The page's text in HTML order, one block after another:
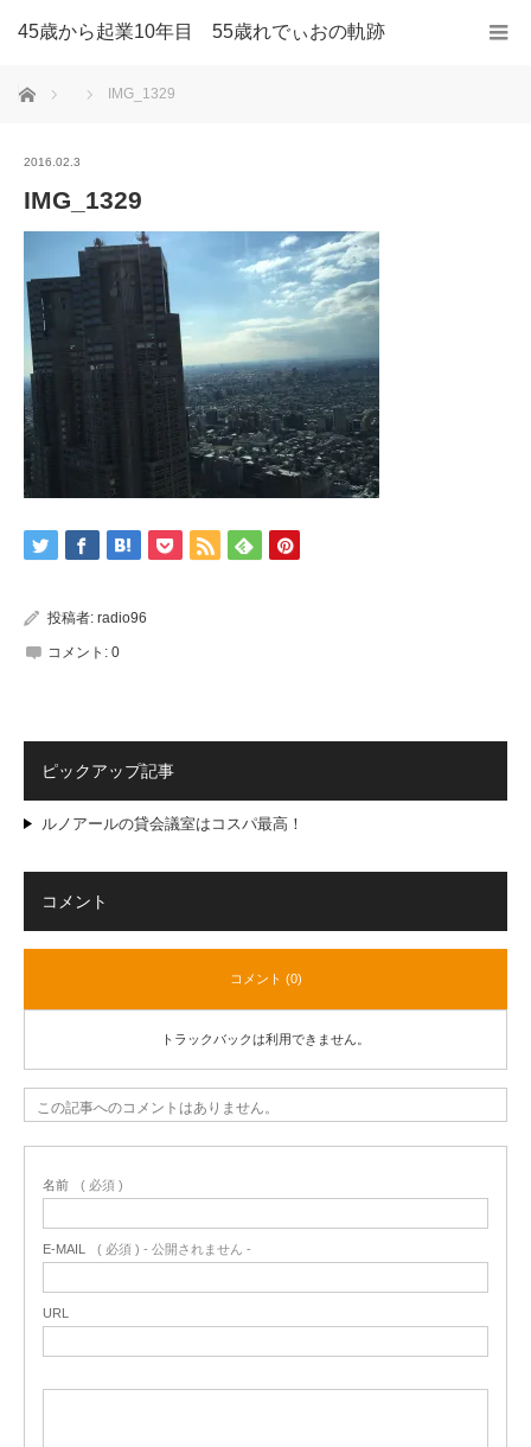
45歳から起業10年目 55歳れでぃおの軌跡
ホーム IMG_1329
2016.02.3
IMG_1329
投稿者: radio96
コメント: 0
ピックアップ記事
ルノアールの貸会議室はコスパ最高！
コメント
コメント (0)
トラックバックは利用できません。
この記事へのコメントはありません。
名前 ( 必須 )
E-MAIL ( 必須 ) - 公開されません -
URL